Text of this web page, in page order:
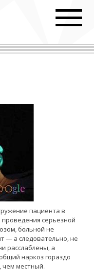
пациента в
серьезной
больной не
— а следовательно, не
расслаблены, а
наркоз гораздо
чем местный.